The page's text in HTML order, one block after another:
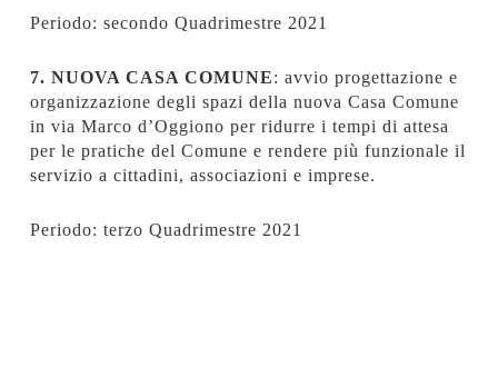
Periodo: secondo Quadrimestre 2021
7. NUOVA CASA COMUNE: avvio progettazione e
organizzazione degli spazi della nuova Casa Comune
in via Marco d’Oggiono per ridurre i tempi di attesa
per le pratiche del Comune e rendere più funzionale il
servizio a cittadini, associazioni e imprese.
Periodo: terzo Quadrimestre 2021